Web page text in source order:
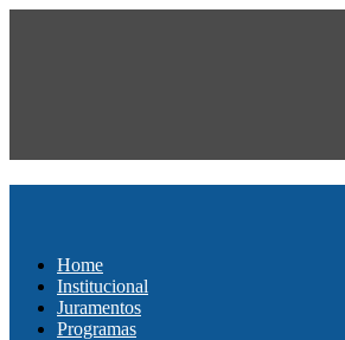
Home
Institucional
Juramentos
Programas